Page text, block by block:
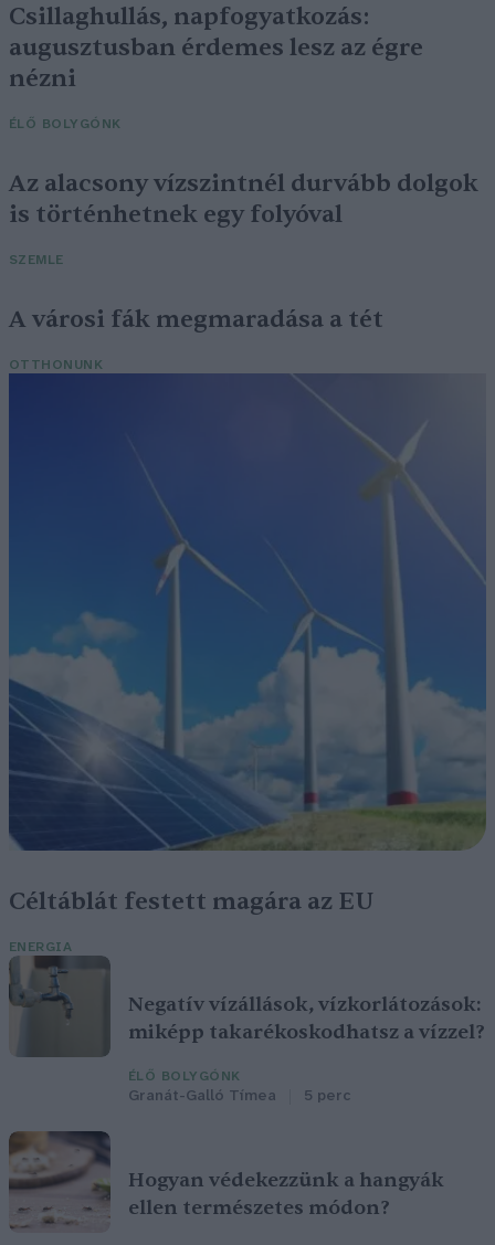
Csillaghullás, napfogyatkozás:
augusztusban érdemes lesz az égre
nézni
ÉLŐ BOLYGÓNK
Az alacsony vízszintnél durvább dolgok
is történhetnek egy folyóval
SZEMLE
A városi fák megmaradása a tét
OTTHONUNK
Céltáblát festett magára az EU
ENERGIA
Negatív vízállások, vízkorlátozások:
miképp takarékoskodhatsz a vízzel?
ÉLŐ BOLYGÓNK
Granát-Galló Tímea 5 perc
Hogyan védekezzünk a hangyák
ellen természetes módon?